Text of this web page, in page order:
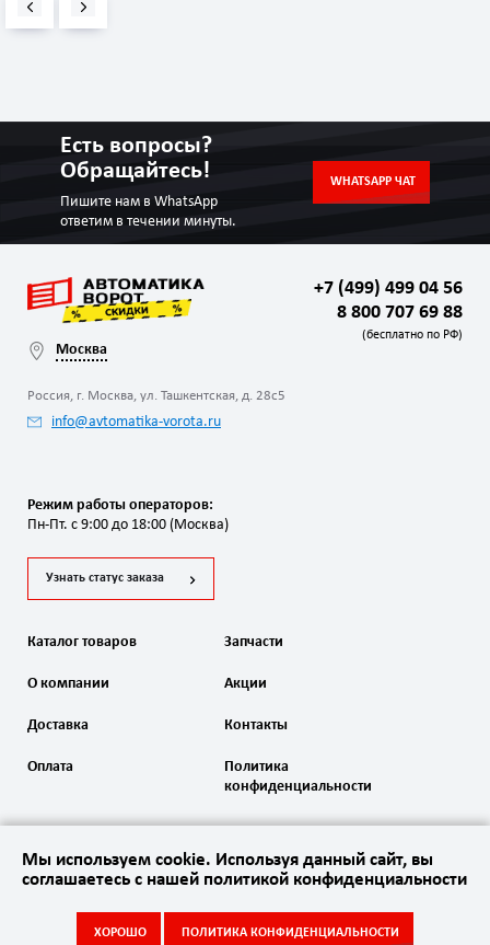
Есть вопросы?
Обращайтесь!
Пишите нам в WhatsApp
ответим в течении минуты.
WHATSAPP ЧАТ
Москва
Россия, г. Москва, ул. Ташкентская, д. 28с5
info@avtomatika-vorota.ru
+7 (499) 499 04 56
8 800 707 69 88
(бесплатно по РФ)
Режим работы операторов:
Пн-Пт. с 9:00 до 18:00 (Москва)
Узнать статус заказа
Каталог товаров Запчасти
О компании
Доставка
Оплата
Акции
Контакты
Политика
конфиденциальности
2020 Автоматика ворот. Все права защищены
Мы используем cookie. Используя данный сайт, вы
соглашаетесь с нашей политикой конфиденциальности
ХОРОШО ПОЛИТИКА КОНФИДЕНЦИАЛЬНОСТИ